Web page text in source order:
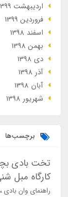
ارديبهشت 1399
فروردین 1399
اسفند 1398
بهمن 1398
دی 1398
آذر 1398
آبان 1398
شهریور 1398
برچسب‌ها
تخت بادی
کارگاه مبل
راهنمای وان بادی